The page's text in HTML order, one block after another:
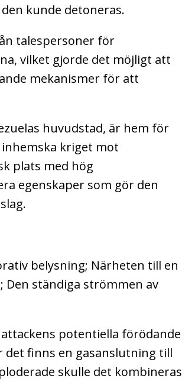
kunde detoneras.
talespersoner för
vilket gjorde det möjligt att
mekanismer för att
huvudstad, är hem för
kriget mot
plats med hög
egenskaper som gör den
belysning; Närheten till en
Den ständiga strömmen av
potentiella förödande
det finns en gasanslutning till
skulle det kombineras